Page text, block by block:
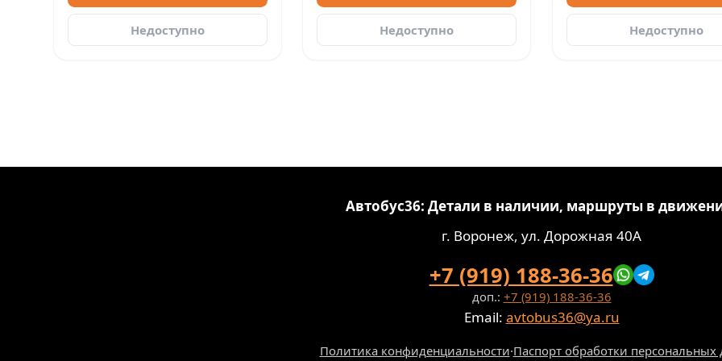
Недоступно Недоступно Недоступно
Автобус36: Детали в наличии, маршруты в
г. Воронеж, ул. Дорожная 40А
+7 (919) 188-36-36
доп.: +7 (919) 188-36-36
Email: avtobus36@ya.ru
Политика конфиденциальности·Паспорт обработки персональных